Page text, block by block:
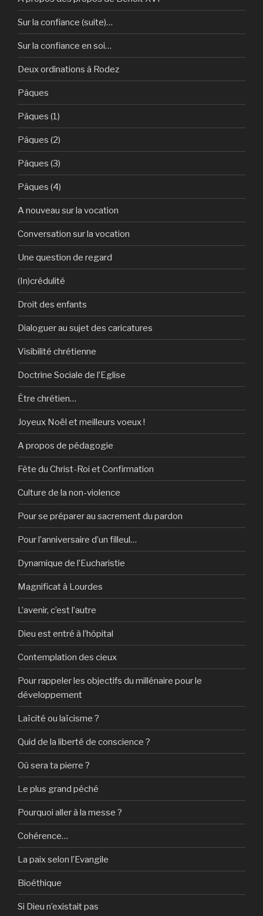
Sur la confiance (suite)…
Sur la confiance en soi…
Deux ordinations à Rodez
Pâques
Pâques (1)
Pâques (2)
Pâques (3)
Pâques (4)
A nouveau sur la vocation
Conversation sur la vocation
Une question de regard
(In)crédulité
Droit des enfants
Dialoguer au sujet des caricatures
Visibilité chrétienne
Doctrine Sociale de l’Eglise
Être chrétien…
Joyeux Noël et meilleurs voeux !
A propos de pédagogie
Fête du Christ-Roi et Confirmation
Culture de la non-violence
Pour se préparer au sacrement du pardon
Pour l’anniversaire d’un filleul…
Dynamique de l’Eucharistie
Magnificat à Lourdes
L’avenir, c’est l’autre
Dieu est entré à l’hôpital
Contemplation des cieux
Pour rappeler les objectifs du millénaire pour le
développement
Laïcité ou laïcisme ?
Quid de la liberté de conscience ?
Où sera ta pierre ?
Le plus grand péché
Pourquoi aller à la messe ?
Cohérence…
La paix selon l’Evangile
Bioéthique
Si Dieu n’existait pas